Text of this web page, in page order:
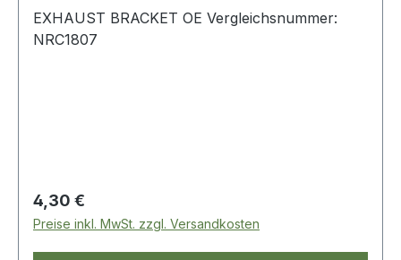
EXHAUST BRACKET OE Vergleichsnummer:
NRC1807
Regulärer Preis:
4,30 €
Preise inkl. MwSt. zzgl. Versandkosten